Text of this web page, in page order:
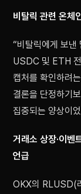
비탈릭 관련 온체
“비탈릭에게 보낸
USDC 및 ETH 전
캡처를 확인하려
결론을 단정하기
집중되는 양상이
거래소 상장·이
언급
OKX의 RLUSD(